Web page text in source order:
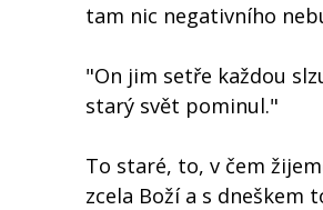
tam nic negativního
"On jim setře každou
starý svět pominul."
To staré, to, v čem
zcela Boží a s dneškem